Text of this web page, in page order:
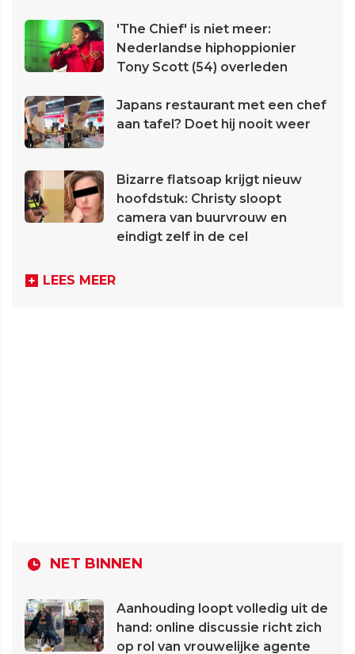
'The Chief' is niet meer:
Nederlandse hiphoppionier
Tony Scott (54) overleden
Japans restaurant met een chef
aan tafel? Doet hij nooit weer
Bizarre flatsoap krijgt nieuw
hoofdstuk: Christy sloopt
camera van buurvrouw en
eindigt zelf in de cel
LEES MEER
NET BINNEN
Aanhouding loopt volledig uit de
hand: online discussie richt zich
op rol van vrouwelijke agente